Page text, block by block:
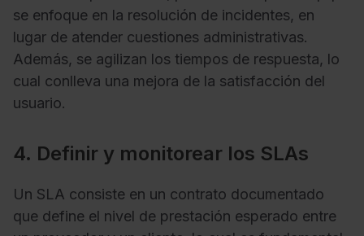
se enfoque en la resolución de incidentes, en
lugar de atender cuestiones administrativas.
Además, se agilizan los tiempos de respuesta, lo
cual conlleva una mejora de la satisfacción del
usuario.
4. Definir y monitorear los SLAs
Un SLA consiste en un contrato documentado
que define el nivel de prestación esperado entre